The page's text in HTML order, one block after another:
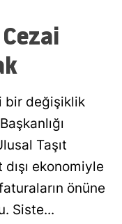
Antalya
Balıkesir
Bilecik
Bingöl
Bitlis
bir değişiklik
Taşıt
ekonomiyle
önüne
Siste...